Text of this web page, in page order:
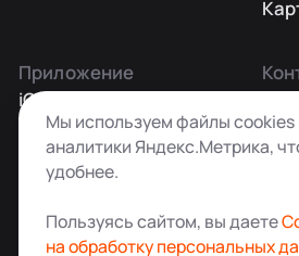
Приложение
iOS
Android
+7
Мы используем файлы cookies
аналитики Яндекс.Метрика,
удобнее.
Пользуясь сайтом, вы даете
на обработку персональных